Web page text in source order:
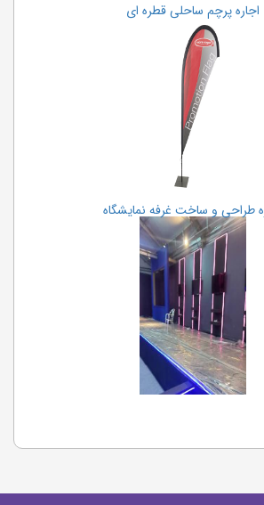
اجاره پرچم ساحلی قطره ای
طراحی و ساخت غرفه نمایشگاه